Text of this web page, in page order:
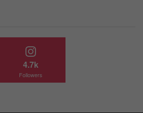
4.7k
Followers